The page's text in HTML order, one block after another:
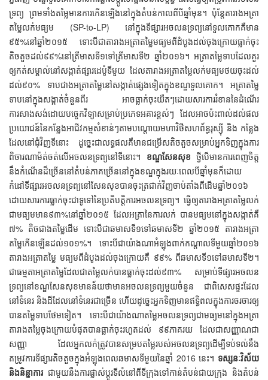
ទ្រព្យ ព្រមទាំងតម្លៃមានការកើនឡើងនៅក្នុងតំបន់កាលពីបីឆ្នាំមុន។ ប៉ុន្តែតារាងអត្រា
តម្លៃលក់មធ្យម (SP-to-LP) នៅក្នុងទីផ្សារអចលនទ្រព្យនៅទួលគោកគឺមាន
៩៥%នៅឆ្នាំ២០១៥ ទោះបីជាតារាងអត្រាតម្លៃមធ្យមពីដំបូងដល់ចុងក្រោយធ្លាក់ចុះ
តិចតួចដល់៩៩%នៅត្រីមាសទី១ទៅត្រីមាសទី២ ឆ្នាំ២០១៦។ អត្រាតម្លៃទាបដែលគួរ
ឲ្យកត់សម្គាល់នៅសង្កាត់ផ្សារដេប៉ូទីមួយ ដែលតារាងអត្រាតម្លៃលក់មធ្យមថយចុះដល់
ដល់៩០% ទាបជាងអត្រាតម្លៃនៅសង្កាត់ផ្សេងទៀតក្នុងខណ្ឌទួលគោក។ អត្រាតម្លៃ
ទាបនៅក្នុងសង្កាត់ចំនួនពីរ អាចធ្លាក់ចុះយឺតៗដោយសារការរំខាននៃដំណើរ
ការសាងសង់ដោយបច្ចេកវិទ្យាសម្រាប់ប្រភេទអគារខ្ពស់ៗ ដែលអាចប៉ះពាល់ដល់ផល
ប្រយោជន៍នៃកន្លែងអាជីវកម្មសំខាន់ៗតាមបណ្តោយមហាវិថីសហព័ន្ធរុស្ស៊ី និង កន្លែង
ដែលនៅជុំវិញទីនោះ ដូច្នេះជាលទ្ធផលគឺមានជម្រើសតិចតួចសម្រាប់អ្នកទិញក្នុងការ
ពិចារណាម៉ត់ចត់លើអចលនទ្រព្យនៅទីនោះ។ ខណ្ឌសែនសុខ ថ្វីបើមានការពេញចិត្ត
នឹងកំណើនដ៏ច្រើននៅតំបន់ភាគច្រើននៅក្នុងខណ្ឌក្នុងរយៈពេលបីឆ្នាំមុនក៏ដោយ
កំដៅទីផ្សារអចលនទ្រព្យនៅសែនសុខបានចុះត្រជាក់វិញចាប់តាំងពីដើមឆ្នាំ២០១៦
ដោយសារការធ្លាក់ចុះជាទូទៅនៃប្រតិបត្តិការអចលនទ្រព្យ។ ធ្វើឲ្យតារាងអត្រាតម្លៃលក់
ជាមធ្យមមាន៩៣%នៅឆ្នាំ២០១៥ ដែលអត្រានៃការលក់ បានមធ្យមនៅក្នុងសង្កាត់គឺ
៧% តិចជាងតម្លៃដើម ទោះបីជាឆមាសទី១ទៅឆមាសទី២ ឆ្នាំ២០១៥ តារាងអត្រា
តម្លៃកើនឡើនដល់១០១%។ ទោះបីជាយ៉ាងណាអំឡុងពាក់កណ្តាលទីមួយឆ្នាំ២០១៦
តារាងអត្រាតម្លៃ មធ្យមពីដំបូងដល់ចុងក្រោយគឺ ៩៩% ពីឆមាសទី១ទៅឆមាសទី២។
ជាធម្មតាអត្រាតម្លៃដែលជាតម្លៃលក់បានធ្លាក់ចុះដល់៩៣% សម្រាប់ទីផ្សារអចលន
ទ្រព្យនៅខណ្ឌសែនសុខមានន័យថាមានអចលនទ្រព្យមួយចំនួន ជាពិសេសផ្ទះដែល
នៅទំនេរ និងដីដែលនៅទំនេរជាច្រើន ហើយដូច្នេះអ្នកទិញមានឥទ្ធិពលក្នុងការចរចារឲ្យ
បានតម្លៃទាបថែមទៀត។ ទោះបីជាយ៉ាងណាតម្លៃអចលនទ្រព្យជាមធ្យមនៅក្នុងអត្រា
តារាងតម្លៃចុងក្រោយបំផុតបានធ្លាក់ចុះរហូតដល់ ៩៩ភាគរយ ដែលជាសញ្ញាណជា
សញ្ញា ដែលអ្នកលក់ត្រូវបានសម្របតម្លៃរបស់អចលនទ្រព្យដើម្បីទប់ទល់នឹង
តម្រូវការទីផ្សារតិចតួចក្នុងអំឡុងពេលឆមាសទីមួយនៃឆ្នាំ 2016 នេះ។ ទស្សនៈវិស័យ
និងនិន្នាការ ជាមួយនឹងការផ្លាស់ប្តូរទីលំនៅពីទីក្រុងទៅកាន់តំបន់ជាយក្រុង និងតំបន់